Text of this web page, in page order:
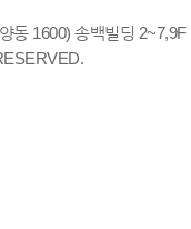
동 1600) 송백빌딩